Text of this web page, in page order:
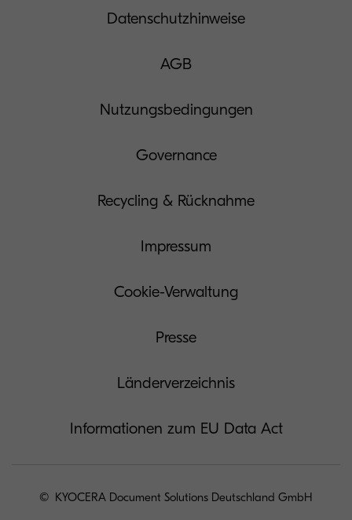
Datenschutzhinweise
AGB
Nutzungsbedingungen
Governance
Recycling & Rücknahme
Impressum
Cookie-Verwaltung
Presse
Länderverzeichnis
Informationen zum EU Data Act
© KYOCERA Document Solutions Deutschland GmbH